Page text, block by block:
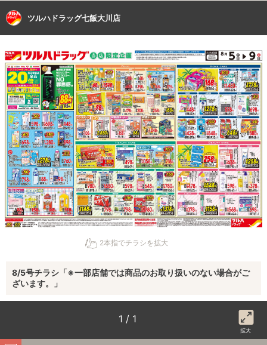
ツルハドラッグ七飯大川店
2本指でチラシを拡大
8/5号チラシ「※一部店舗では商品のお取り扱いのない場合がご
ざいます。」
1 / 1
拡大